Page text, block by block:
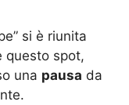
si è riunita
questo spot,
una pausa da